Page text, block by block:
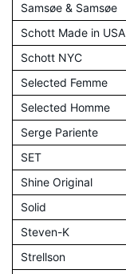
Samsøe & Samsøe
Schott Made in USA
Schott NYC
Selected Femme
Selected Homme
Serge Pariente
SET
Shine Original
Solid
Steven-K
Strellson